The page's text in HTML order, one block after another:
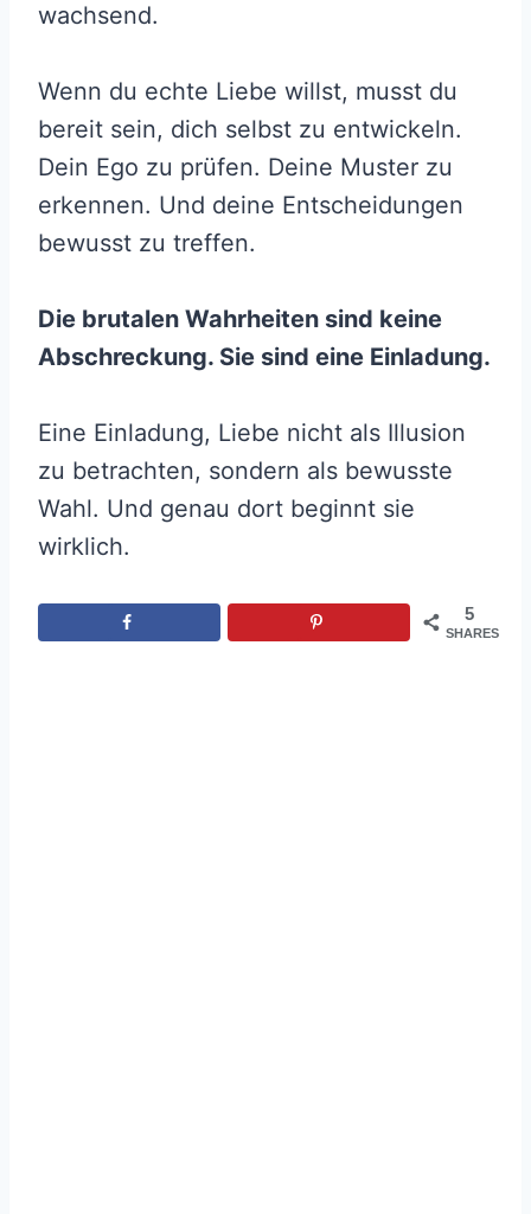
wachsend.
Wenn du echte Liebe willst, musst du
bereit sein, dich selbst zu entwickeln.
Dein Ego zu prüfen. Deine Muster zu
erkennen. Und deine Entscheidungen
bewusst zu treffen.
Die brutalen Wahrheiten sind keine
Abschreckung. Sie sind eine Einladung.
Eine Einladung, Liebe nicht als Illusion
zu betrachten, sondern als bewusste
Wahl. Und genau dort beginnt sie
wirklich.
5
SHARES